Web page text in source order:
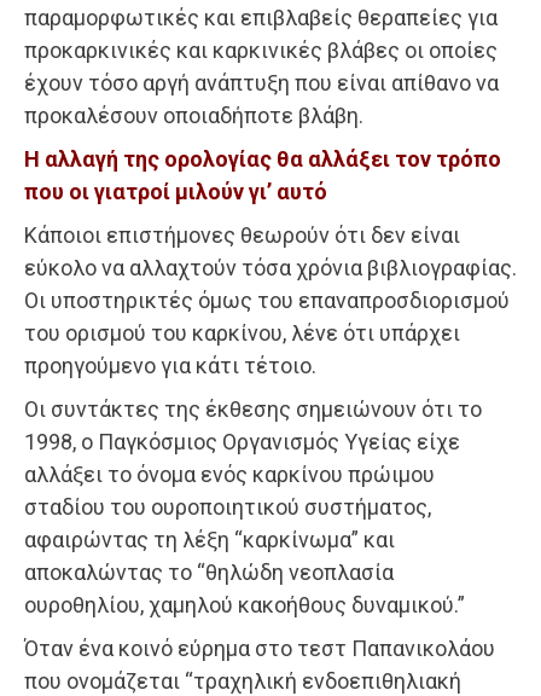
παραμορφωτικές και επιβλαβείς θεραπείες για
προκαρκινικές και καρκινικές βλάβες οι οποίες
έχουν τόσο αργή ανάπτυξη που είναι απίθανο να
προκαλέσουν οποιαδήποτε βλάβη.
Η αλλαγή της ορολογίας θα αλλάξει τον τρόπο
που οι γιατροί μιλούν γι’ αυτό
Κάποιοι επιστήμονες θεωρούν ότι δεν είναι
εύκολο να αλλαχτούν τόσα χρόνια βιβλιογραφίας.
Οι υποστηρικτές όμως του επαναπροσδιορισμού
του ορισμού του καρκίνου, λένε ότι υπάρχει
προηγούμενο για κάτι τέτοιο.
Οι συντάκτες της έκθεσης σημειώνουν ότι το
1998, ο Παγκόσμιος Οργανισμός Υγείας είχε
αλλάξει το όνομα ενός καρκίνου πρώιμου
σταδίου του ουροποιητικού συστήματος,
αφαιρώντας τη λέξη “καρκίνωμα” και
αποκαλώντας το “θηλώδη νεοπλασία
ουροθηλίου, χαμηλού κακοήθους δυναμικού.”
Όταν ένα κοινό εύρημα στο τεστ Παπανικολάου
που ονομάζεται “τραχηλική ενδοεπιθηλιακή